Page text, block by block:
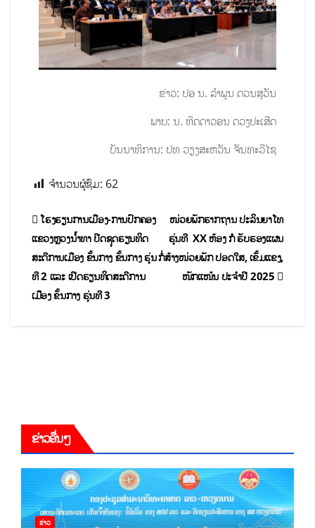
ຂ່າວ: ປອ ນ. ລໍາພູນ ດວນສຸວັນ
ພາບ: ນ. ທິດດາວອນ ດວງປະເສີດ
ບັນນາທິການ: ປທ ວຽງສະຫວັນ ຈັນທະວີໄຊ
ຈຳນວນຜູ້ຊົມ: 62
ໜ່ວຍພັກຮາກຖານ ປະລິນຍາໂທ
ຮຸ່ນທີ XX ຫ້ອງ ກໍ ຮັບຮອງແຜນ
ກໍ່ສ້າງໜ່ວຍພັກ ປອດໃສ, ເຂັ້ມແຂງ,
ໜັກແໜ້ນ ປະຈໍາປີ 2025
ໂຮງຮຽນການເມືອງ-ການປົກຄອງ
ແຂວງຫຼວງນໍ້າທາ ​ປີດ​ຊຸດ​ຮຽນ​ທິດ​
ສະ​ດີກາ​ນ​ເມືອງ ​ຂັ້ນກາງ ຂັ້ນກາງ ຮຸ່ນ
ທີ 2 ແລະ ເປີດຮຽນທິດສະດີການ
ເມືອງ ຂັ້ນກາງ ຮຸ່ນທີ 3
ຂ່າວອື່ນໆ
ຂ່າວ